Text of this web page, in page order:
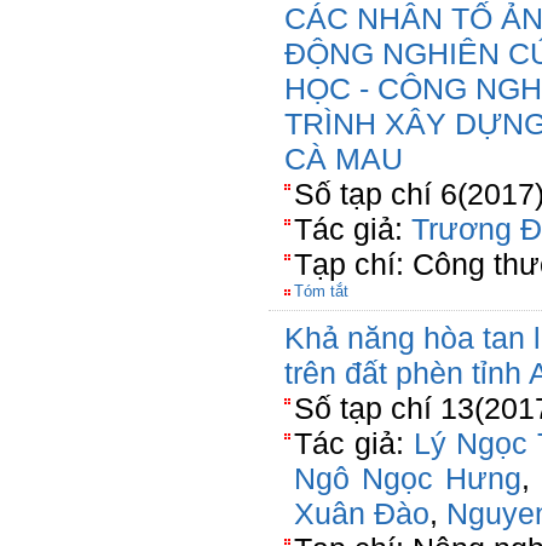
CÁC NHÂN TỐ
ĐỘNG NGHIÊN
HỌC - CÔNG
TRÌNH XÂY
CÀ MAU
Số tạp chí
Tác giả: Trương
Tạp chí: Công
Tóm tắt
Khả năng hòa tan
trên đất phèn tỉnh
Số tạp chí
Tác giả: Lý Ngọc
Ngô Ngọc Hưng,
Xuân Đào,